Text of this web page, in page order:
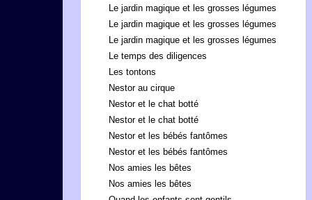
Le jardin magique et les grosses légumes
Le jardin magique et les grosses légumes
Le jardin magique et les grosses légumes
Le temps des diligences
Les tontons
Nestor au cirque
Nestor et le chat botté
Nestor et le chat botté
Nestor et les bébés fantômes
Nestor et les bébés fantômes
Nos amies les bêtes
Nos amies les bêtes